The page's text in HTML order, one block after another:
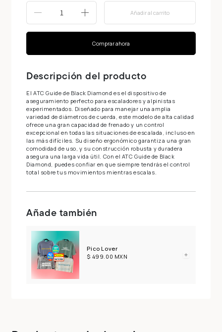
+ Añadir al carrito
Comprar ahora
Descripción del producto
El ATC Guide de Black Diamond es el dispositivo de
aseguramiento perfecto para escaladores y alpinistas
experimentados. Diseñado para manejar una amplia
variedad de diámetros de cuerda, este modelo de alta calidad
ofrece una gran capacidad de frenado y un control
excepcional en todas las situaciones de escalada, incluso en
las más difíciles. Su diseño ergonómico garantiza una gran
comodidad de uso, y su construcción robusta y duradera
asegura una larga vida útil. Con el ATC Guide de Black
Diamond, puedes confiar en que siempre tendrás el control
total sobre tus movimientos mientras escalas.
Añade también
Pico Lover
$ 499.00 MXN